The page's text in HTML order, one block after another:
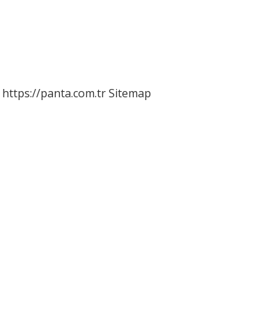
https://panta.com.trSitemap